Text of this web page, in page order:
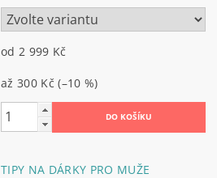
od 2 999 Kč
až300 Kč(–10 %)
TIPY NA DÁRKY PRO MUŽE